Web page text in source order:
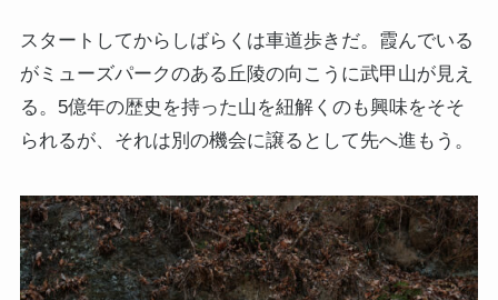
スタートしてからしばらくは車道歩きだ。霞んでいる
がミューズパークのある丘陵の向こうに武甲山が見え
る。5億年の歴史を持った山を紐解くのも興味をそそ
られるが、それは別の機会に譲るとして先へ進もう。